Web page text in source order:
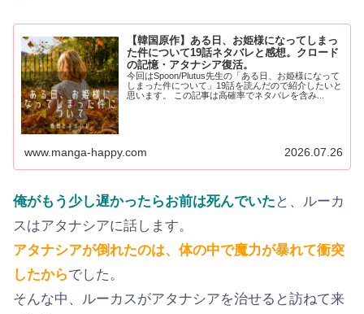
【韓国原作】ある日、お姫様になってしまっ
た件について19話ネタバレと感想。クロード
の記憶・アタナシア復活。
今回はSpoon/Plutus先生の「ある日、お姫様になって
しまった件について」19話を読んだので紹介したいと
思います。 この記事は高確率でネタバレを含み...
www.manga-happy.com 2026.07.26
俺がもう少し遅かったらお前は死んでいた と、ルーカ
スはアタナシアに話します。
アタナシアが倒れたのは、体の中で魔力が暴れて衝突
したからでした。
そんな中、ルーカスがアタナシアを治せると訪ねて来